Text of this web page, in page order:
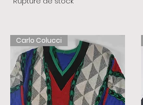
Carlo Colucci